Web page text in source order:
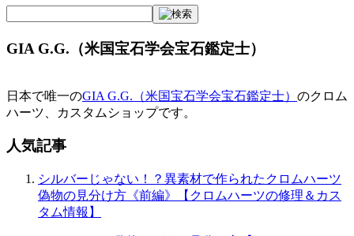
ビ
ー
シ
ョ
ン
GIA G.G.（米国宝石学会宝石鑑定士）
日本で唯一のGIA G.G.（米国宝石学会宝石鑑定士） のクロム
ハーツ、カスタムショップです。
人気記事
シルバーじゃない！？異素材で作られたクロムハーツ
偽物の見分け方《前編》【クロムハーツの修理＆カス
タム情報】